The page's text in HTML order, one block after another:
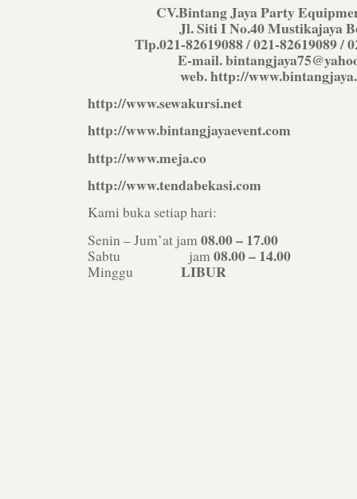
CV.Bintang Jaya Party
Jl. Siti I No.40 Mustikajaya
Tlp.021-82619088 / 021-82619089 /
E-mail.
web. http://
http://www.sewakursi.net
http://www.bintangjayaevent.com
http://www.meja.co
http://www.tendabekasi.com
Kami buka setiap hari:
Senin – Jum’at jam08.00 – 17.00
Sabtu jam08.00 – 14.00
Minggu LIBUR